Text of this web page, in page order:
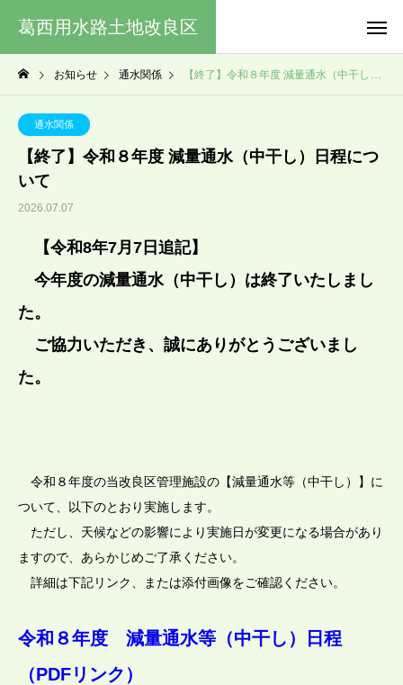
葛西用水路土地改良区
お知らせ 通水関係 【終了】令和８年度 減量通水（中干し）日程について
通水関係
【終了】令和８年度 減量通水（中干し）日程につ
いて
2026.07.07
【令和8年7月7日追記】
今年度の減量通水（中干し）は終了いたしまし
た。
ご協力いただき、 誠にありがとうございまし
た。
令和８年度の当改良区管理施設の【減量通水等（中干し）】に
ついて、以下のとおり実施します。
ただし、天候などの影響により実施日が変更になる場合があり
ますので、あらかじめご了承ください。
詳細は下記リンク、または添付画像をご確認ください。
令和８年度 減量通水等（中干し）日程
（PDFリンク）